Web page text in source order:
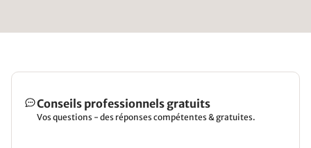
Conseils professionnels gratuits
Vos questions - des réponses compétentes & gratuites.